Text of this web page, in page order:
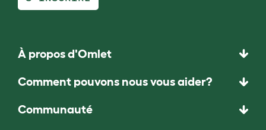
À propos d'Omlet
Comment pouvons nous vous aider?
Communauté